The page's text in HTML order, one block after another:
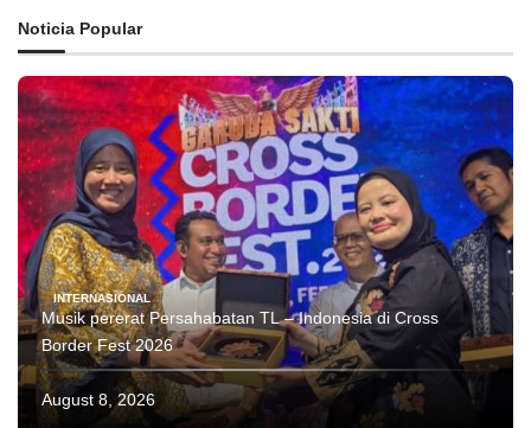
Noticia Popular
INTERNASIONAL
Musik pererat Persahabatan TL – Indonesia di Cross
Border Fest 2026
August 8, 2026